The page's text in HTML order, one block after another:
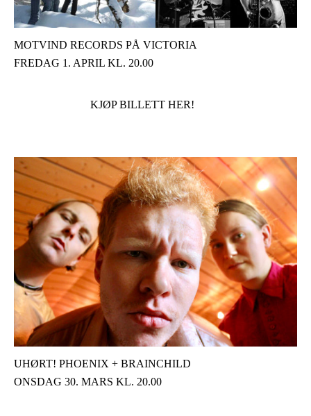
MOTVIND RECORDS PÅ VICTORIA
FREDAG 1. APRIL KL. 20.00
KJØP BILLETT HER!
UHØRT! PHOENIX + BRAINCHILD
ONSDAG 30. MARS KL. 20.00